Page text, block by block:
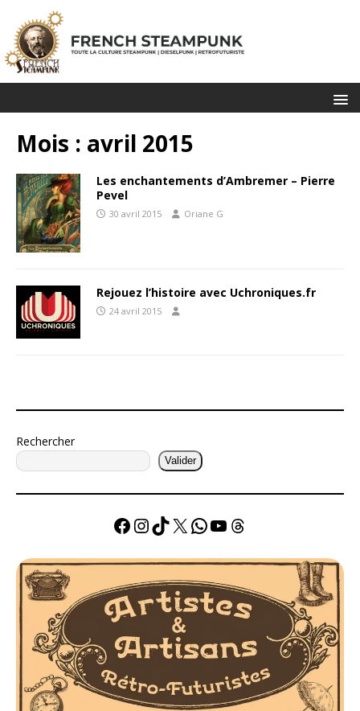
Mois : avril 2015
Les enchantements d’Ambremer – Pierre
Pevel
30 avril 2015 Oriane G
Rejouez l’histoire avec Uchroniques.fr
24 avril 2015
Rechercher
Valider